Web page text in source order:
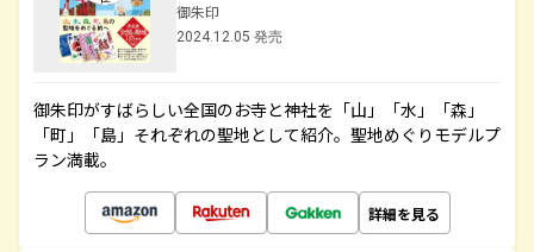
御朱印
2024.12.05 発売
御朱印がすばらしい全国のお寺と神社を「山」「水」「森」
「町」「島」それぞれの聖地として紹介。聖地めぐりモデルプ
ラン満載。
詳細を見る